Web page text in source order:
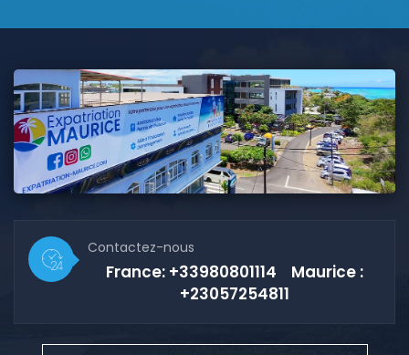
Contactez-nous
France: +33980801114 Maurice :
+23057254811